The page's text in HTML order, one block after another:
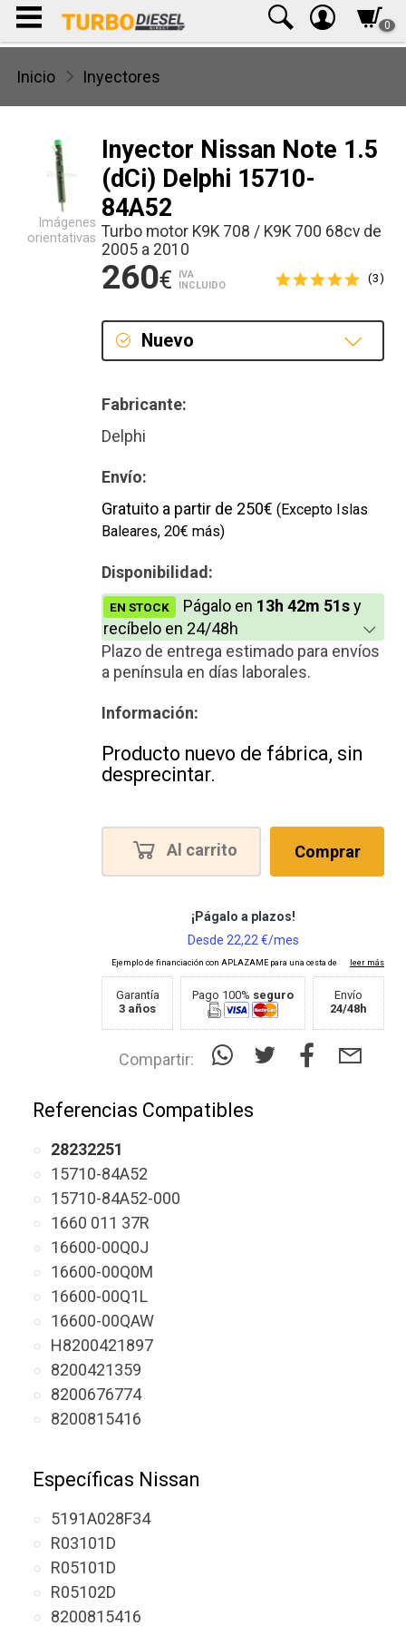
0
Inicio Inyectores
Inyector Nissan Note 1.5
(dCi) Delphi 15710-
84A52
Turbo motor K9K 708 / K9K 700 68cv de
2005 a 2010
260€
IVA
INCLUIDO
(3)
Nuevo
Fabricante:
Delphi
Envío:
Gratuito a partir de 250€ (Excepto Islas
Baleares, 20€ más)
Disponibilidad:
EN STOCK Págalo en 13h 42m 51sy
recíbelo en 24/48h
Plazo de entrega estimado para envíos
a península en días laborales.
Información:
Producto nuevo de fábrica, sin
desprecintar.
Al carrito Comprar
Garantía
3 años
Pago 100% seguro
Envío
24/48h
Compartir:
Imágenes
orientativas
Referencias Compatibles
28232251
15710-84A52
15710-84A52-000
1660 011 37R
16600-00Q0J
16600-00Q0M
16600-00Q1L
16600-00QAW
H8200421897
8200421359
8200676774
8200815416
Específicas Nissan
5191A028F34
R03101D
R05101D
R05102D
8200815416